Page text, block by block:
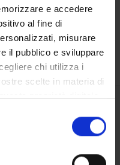
e accedere
al fine di
misurare
il pubblico e sviluppare
chi utilizza i
scelte in materia di
proprietà digitale
in qualsiasi
cookie o facendo clic